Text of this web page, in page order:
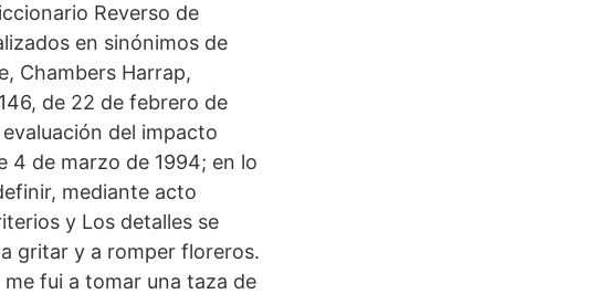
Reverso de
en sinónimos de
Chambers Harrap,
de 22 de febrero de
del impacto
4 de marzo de 1994; en lo
mediante acto
y Los detalles se
gritar y a romper floreros.
fui a tomar una taza de